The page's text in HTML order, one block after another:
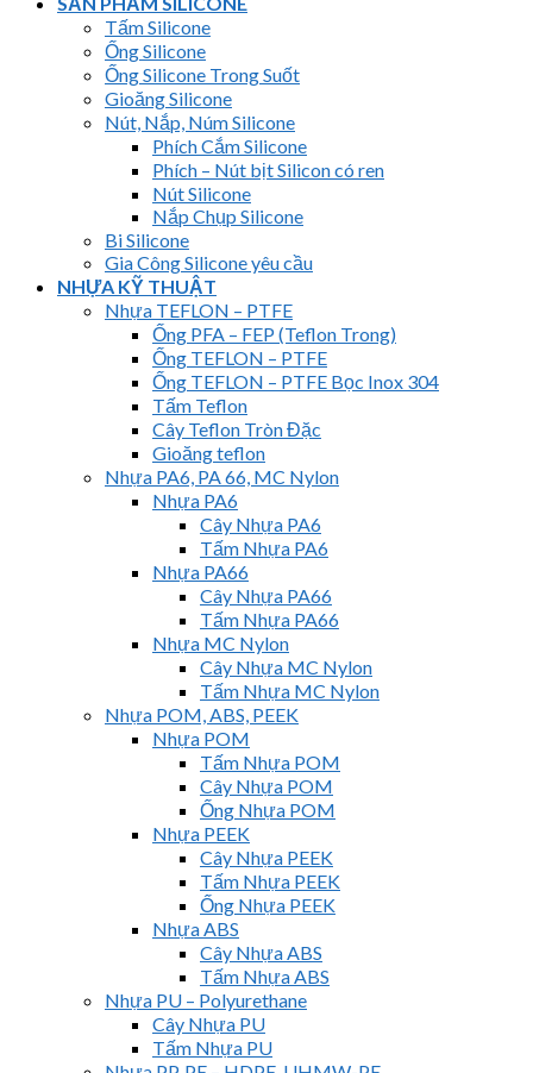
Tấm Silicone
Ống Silicone
Ống Silicone Trong Suốt
Gioăng Silicone
Nút, Nắp, Núm Silicone
Phích Cắm Silicone
Phích – Nút bịt Silicon có ren
Nút Silicone
Nắp Chụp Silicone
Bi Silicone
Gia Công Silicone yêu cầu
NHỰA KỸ THUẬT
Nhựa TEFLON – PTFE
Ống PFA – FEP (Teflon Trong)
Ống TEFLON – PTFE
Ống TEFLON – PTFE Bọc Inox 304
Tấm Teflon
Cây Teflon Tròn Đặc
Gioăng teflon
Nhựa PA6, PA 66, MC Nylon
Nhựa PA6
Cây Nhựa PA6
Tấm Nhựa PA6
Nhựa PA66
Cây Nhựa PA66
Tấm Nhựa PA66
Nhựa MC Nylon
Cây Nhựa MC Nylon
Tấm Nhựa MC Nylon
Nhựa POM, ABS, PEEK
Nhựa POM
Tấm Nhựa POM
Cây Nhựa POM
Ống Nhựa POM
Nhựa PEEK
Cây Nhựa PEEK
Tấm Nhựa PEEK
Ống Nhựa PEEK
Nhựa ABS
Cây Nhựa ABS
Tấm Nhựa ABS
Nhựa PU – Polyurethane
Cây Nhựa PU
Tấm Nhựa PU